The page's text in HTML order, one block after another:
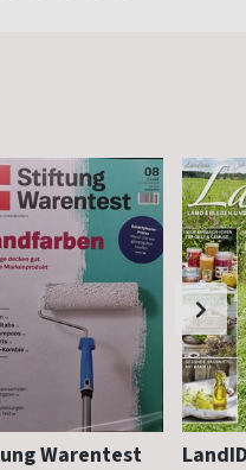
Warentest